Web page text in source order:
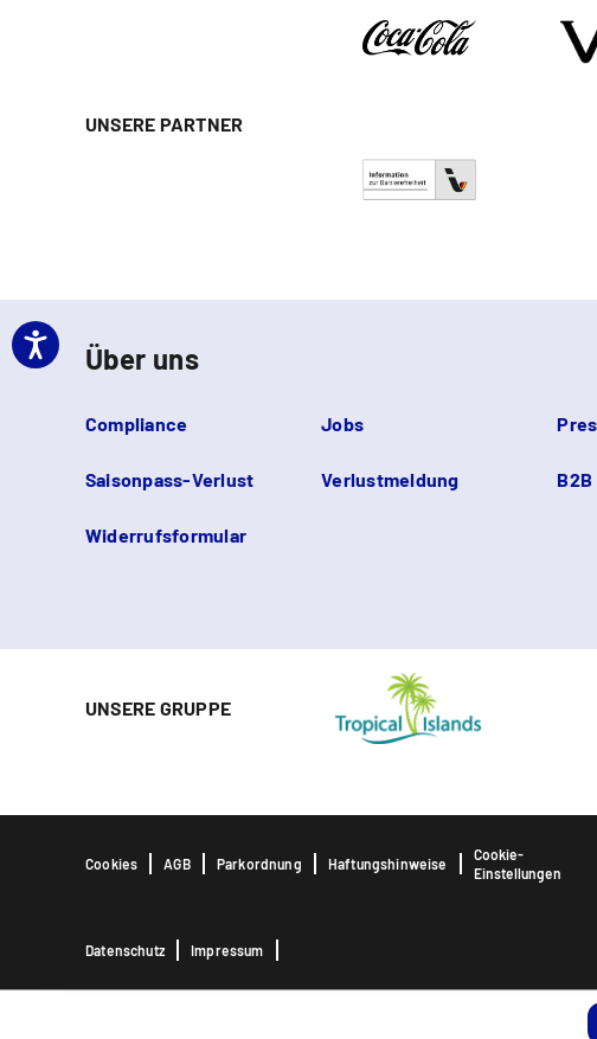
UNSERE PARTNER
Über uns
Compliance Jobs
Saisonpass-Verlust Verlustmeldung B2B
Widerrufsformular
UNSERE GRUPPE
Cookies AGB Parkordnung Haftungshinweise
Cookie-
Einstellungen
Datenschutz Impressum